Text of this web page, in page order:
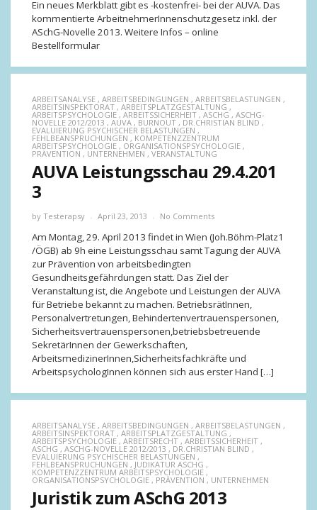
Ein neues Merkblatt gibt es -kostenfrei- bei der AUVA. Das
kommentierte ArbeitnehmerInnenschutzgesetz inkl. der
ASchG-Novelle 2013. Weitere Infos – online
Bestellformular
ARBEITSANALYSE , ARBEITSBEDINGUNGEN , ARBEITSBELASTUNGEN ,
ARBEITSINSPEKTORAT , ARBEITSPLATZGESTALTUNG ,
ARBEITSPSYCHOLOGIE , ARBEITSSICHERHEIT , ASCHG , ASCHG-
NOVELLE 2012/2013 , AUVA , BURNOUT , DR.CHRISTIAN BLIND ,
EVALUIERUNG PSYCHISCHER BELASTUNGEN ,
FEHLBEANSPRUCHUNGEN , KOMPETENZZENTRUM
ARBEITSPSYCHOLOGIE , ORGANISATIONSPSYCHOLOGIE ,
PRÄVENTION , UNTERNEHMEN , VERANSTALTUNG
AUVA Leistungsschau 29.4.201
3
by Testerapsy April 23, 2013 No Comments
Am Montag, 29. April 2013 findet in Wien (Joh.Böhm-Platz1
/ÖGB) ab 9h eine Leistungsschau samt Tagung der AUVA
zur Prävention von arbeitsbedingten
Gesundheitsgefährdungen statt. Das Ziel der
Veranstaltung ist, die Angebote und Leistungen der AUVA
für Betriebe bekannt zu machen. BetriebsrätInnen,
Personalvertretungen, Behindertenvertrauenspersonen,
Sicherheitsvertrauenspersonen,betriebsbetreuende
SekretärInnen der Gewerkschaften,
ArbeitsmedizinerInnen,Sicherheitsfachkräfte und
ArbeitspsychologInnen können sich aus erster Hand […]
ARBEITSANALYSE , ARBEITSBEDINGUNGEN , ARBEITSBELASTUNGEN ,
ARBEITSINSPEKTORAT , ARBEITSPLATZGESTALTUNG ,
ARBEITSPSYCHOLOGIE , ARBEITSRECHT , ARBEITSSICHERHEIT ,
ASCHG , ASCHG-NOVELLE 2012/2013 , DR.CHRISTIAN BLIND ,
EVALUIERUNG PSYCHISCHER BELASTUNGEN ,
FEHLBEANSPRUCHUNGEN , JUDIKATUR ASCHG ,
KOMPETENZZENTRUM ARBEITSPSYCHOLOGIE ,
ORGANISATIONSPSYCHOLOGIE , PRÄVENTION , UNTERNEHMEN
Juristik zum ASchG 2013